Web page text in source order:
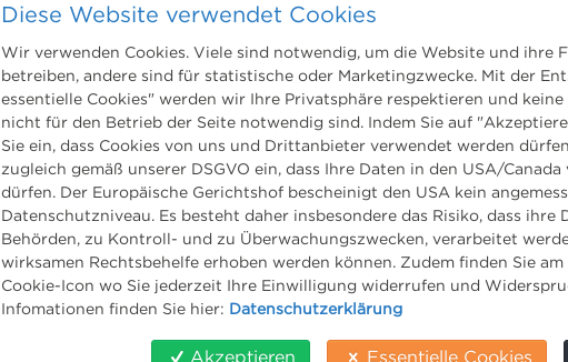
Diese Website verwendet Cookies
Wir verwenden Cookies. Viele sind notwendig, um die Website und ihre
betreiben, andere sind für statistische oder Marketingzwecke. Mit der
essentielle Cookies" werden wir Ihre Privatsphäre respektieren und keine
nicht für den Betrieb der Seite notwendig sind. Indem Sie auf
Sie ein, dass Cookies von uns und Drittanbieter verwendet werden
zugleich gemäß unserer DSGVO ein, dass Ihre Daten in den USA/
dürfen. Der Europäische Gerichtshof bescheinigt den USA kein
Datenschutzniveau. Es besteht daher insbesondere das Risiko, dass ihre
Behörden, zu Kontroll- und zu Überwachungszwecken, verarbeitet
wirksamen Rechtsbehelfe erhoben werden können. Zudem finden Sie
Cookie-Icon wo Sie jederzeit Ihre Einwilligung widerrufen und
Infomationen finden Sie hier: Datenschutzerklärung
Akzeptieren Essentielle Cookies